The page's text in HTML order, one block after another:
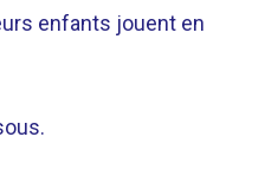
enfants jouent en